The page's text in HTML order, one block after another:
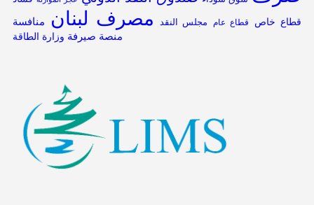
قطاع خاص قطاع عام مجلس النقد مصرف لبنان
منافسة
منصة صيرفة وزارة الطاقة